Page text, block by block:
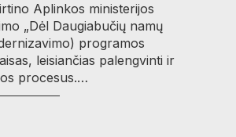
Aplinkos ministerijos
„Dėl Daugiabučių namų
programos
leisiančias palengvinti ir
procesus.…